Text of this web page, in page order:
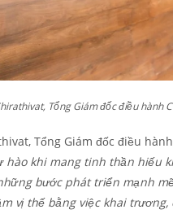
Tổng Giám đốc điều hành
Tổng Giám đốc điều
hào khi mang tinh thần hiếu
bước phát triển mạnh
vị thế bằng việc khai